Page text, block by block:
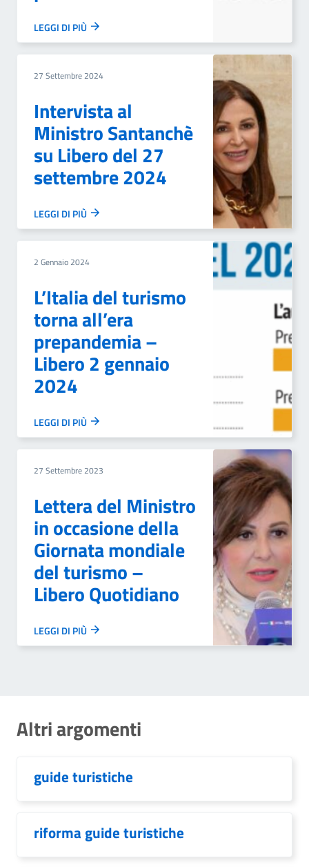
LEGGI DI PIÙ
27 Settembre 2024
Intervista al
Ministro Santanchè
su Libero del 27
settembre 2024
LEGGI DI PIÙ
2 Gennaio 2024
L’Italia del turismo
torna all’era
prepandemia –
Libero 2 gennaio
2024
LEGGI DI PIÙ
27 Settembre 2023
Lettera del Ministro
in occasione della
Giornata mondiale
del turismo –
Libero Quotidiano
LEGGI DI PIÙ
Altri argomenti
guide turistiche
riforma guide turistiche